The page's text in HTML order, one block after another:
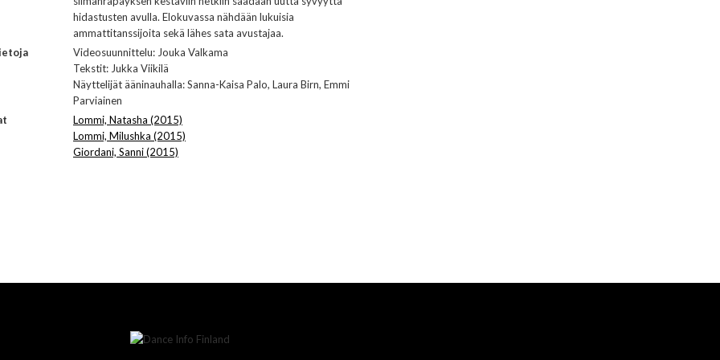
hidastusten avulla. Elokuvassa nähdään lukuisia
ammattitanssijoita sekä lähes sata avustajaa.
Videosuunnittelu: Jouka Valkama
Tekstit: Jukka Viikilä
Näyttelijät ääninauhalla: Sanna-Kaisa Palo, Laura Birn, Emmi
Parviainen
Lommi, Natasha (2015)
Lommi, Milushka (2015)
Giordani, Sanni (2015)